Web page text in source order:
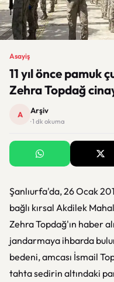
Asayiş
11 yıl önce pamuk
Zehra Topdağ
A Arşiv
· 1 dk okuma
Şanlıurfa'da, 26 Ocak
bağlı kırsal Akdilek
Zehra Topdağ'ın haber
jandarmaya ihbarda
bedeni, amcası İsmail
tahta sedirin altındaki